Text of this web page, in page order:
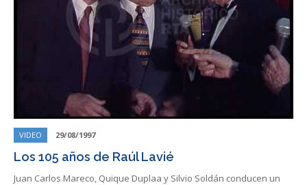
VIDEO 29/08/1997
Los 105 años de Raúl Lavié
Juan Carlos Mareco, Quique Duplaa y Silvio Soldán conducen un